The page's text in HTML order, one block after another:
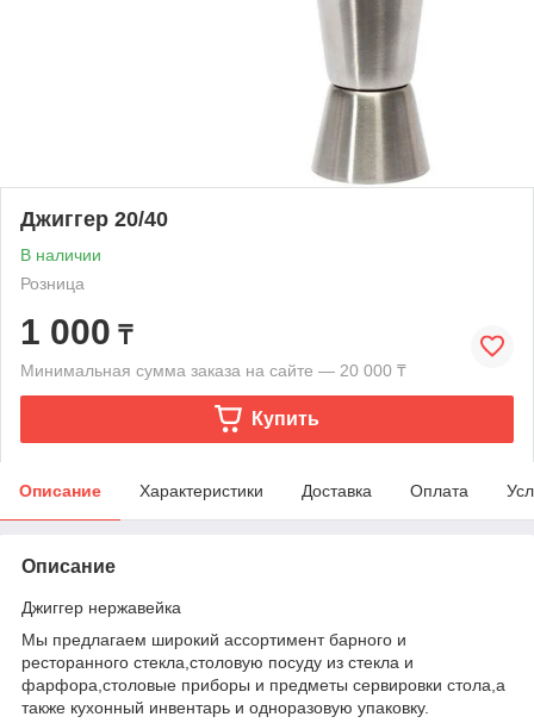
Джиггер 20/40
В наличии
Розница
1 000 ₸
Минимальная сумма заказа на сайте — 20 000 ₸
Купить
Описание Характеристики Доставка Оплата
Описание
Джиггер нержавейка
Мы предлагаем широкий ассортимент барного и
ресторанного стекла,столовую посуду из стекла и
фарфора,столовые приборы и предметы сервировки стола,а
также кухонный инвентарь и одноразовую упаковку.